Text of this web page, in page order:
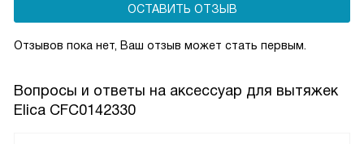
ОСТАВИТЬ ОТЗЫВ
Отзывов пока нет, Ваш отзыв может стать первым.
Вопросы и ответы на аксессуар для вытяжек
Elica CFC0142330